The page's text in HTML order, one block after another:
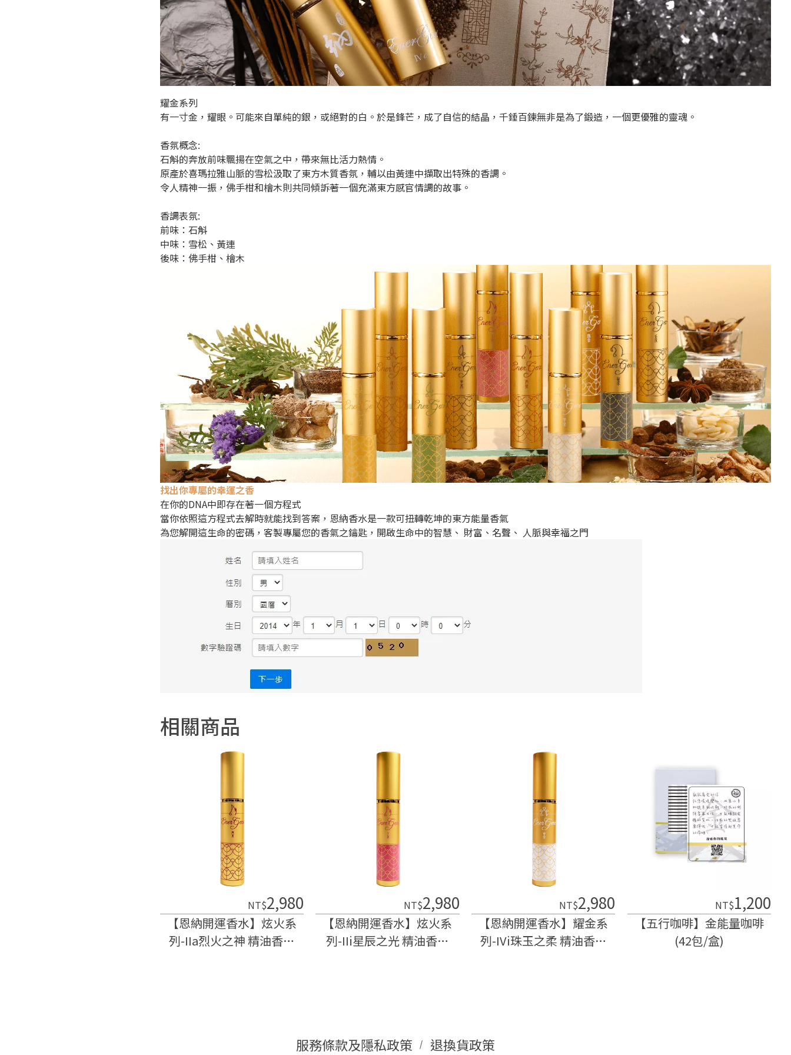
耀金系列
有一寸金，耀眼。可能來自單純的銀，或絕對的白。於是鋒芒，成了自信的結晶，千錘百鍊無非是為了鍛造，一個更優雅的靈魂。
香氛概念:
石斛的奔放前味飄揚在空氣之中，帶來無比活力熱情。
原產於喜瑪拉雅山脈的雪松汲取了東方木質香氛，輔以由黃連中擷取出特殊的香調。
令人精神一振，佛手柑和檜木則共同傾訴著一個充滿東方感官情調的故事。
香調表氛:
前味：石斛
中味：雪松、黃連
後味：佛手柑、檜木
找出你專屬的幸運之香
在你的DNA中即存在著一個方程式
當你依照這方程式去解時就能找到答案，恩納香水是一款可扭轉乾坤的東方能量香氣
為您解開這生命的密碼，客製專屬您的香氣之鑰匙，開啟生命中的智慧、 財富、名聲、 人脈與幸福之門
相關商品
NT$2,980
【恩納開運香水】炫火系
列-IIa烈火之神 精油香水
NT$2,980
【恩納開運香水】炫火系
列-IIi星辰之光 精油香水
NT$2,980
【恩納開運香水】耀金系
列-IVi珠玉之柔 精油香水
NT$1,200
【五行咖啡】金能量咖啡
(42包/盒)
服務條款及隱私政策 退換貨政策